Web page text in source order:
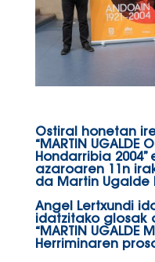
Ostiral honetan
“MARTIN UGALDE
Hondarribia
azaroaren 11n
da Martin Ugalde
Angel Lertxundi
idatzitako glosak
“MARTIN UGALDE
Herriminaren